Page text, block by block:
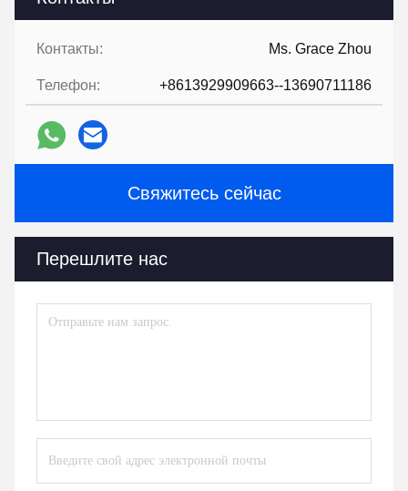
Контакты: Ms. Grace Zhou
Телефон: +8613929909663--13690711186
Свяжитесь сейчас
Перешлите нас